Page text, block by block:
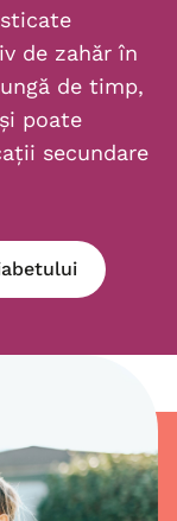
de zahăr în
de timp,
poate
secundare